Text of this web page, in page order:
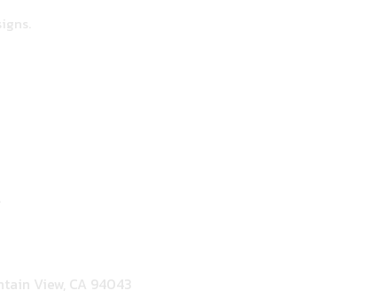
View, CA 94043